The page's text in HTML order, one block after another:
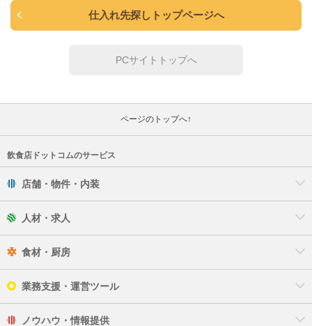
仕入れ先探しトップページへ
PCサイトトップへ
ページのトップへ↑
飲食店ドットコムのサービス
店舗・物件・内装
人材・求人
食材・厨房
業務支援・運営ツール
ノウハウ・情報提供